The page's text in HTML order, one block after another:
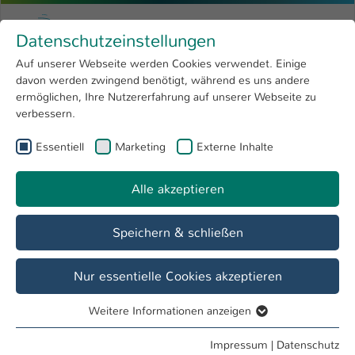
Menu
Forschung 4
Open submenu
Hochschule
International
Zum Hauptinhalt springen
Hochschule Kaiserslautern
Sie sind hier:
Student Life Cycle
Referat Student Life Cycle
Übersicht Vor dem Studium Im Studium
Veranstaltungen des Referats Student Life
01. Juni - 30. Juni
Datenschutzeinstellungen
Auf unserer Webseite werden Cookies verwendet. Einige
davon werden zwingend benötigt, während es uns andere
ermöglichen, Ihre Nutzererfahrung auf unserer Webseite zu
verbessern.
Essentiell Marketing Externe Inhalte
Alle akzeptieren
Speichern & schließen
Nur essentielle Cookies akzeptieren
Essentielle Cookies werden für grundlegende Funktionen
Weitere Informationen anzeigen
Impressum | Datenschutz